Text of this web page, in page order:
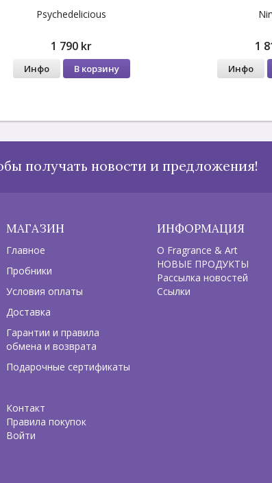
Psychedelicious
1 790 kr
Инфо В корзину
1
Инфо
получать новости и предложения!
МАГАЗИН
Главное
Пробники
Условия оплаты
Доставка
Гарантии и правила
обмена и возврата
Подарочные сертификаты
Контакт
Правила покупок
Войти
ИНФОРМАЦИЯ
О Fragrance & Art
НОВЫЕ ПРОДУКТЫ
Рассылка новостей
Ссылки